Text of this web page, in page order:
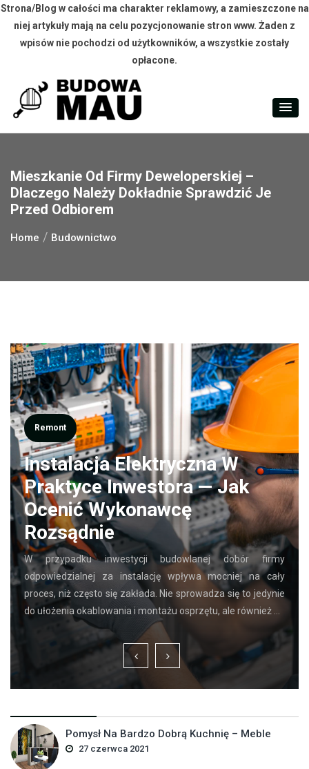
Strona/Blog w całości ma charakter reklamowy, a zamieszczone na
niej artykuły mają na celu pozycjonowanie stron www. Żaden z
wpisów nie pochodzi od użytkowników, a wszystkie zostały
opłacone.
content
Mieszkanie Od Firmy Deweloperskiej –
Dlaczego Należy Dokładnie Sprawdzić Je
Przed Odbiorem
Home Budownictwo
Remont
Instalacja Elektryczna W
Praktyce Inwestora — Jak
Ocenić Wykonawcę
Rozsądnie
W przypadku inwestycji budowlanej dobór firmy
odpowiedzialnej za instalację wpływa mocniej na cały
proces, niż często się zakłada. Nie sprowadza się to jedynie
do ułożenia okablowania i montażu osprzętu, ale również …
Pomysł Na Bardzo Dobrą Kuchnię – Meble
27 czerwca 2021